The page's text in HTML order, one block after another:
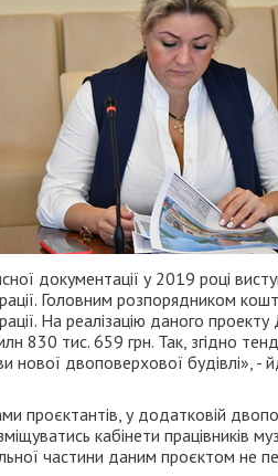
документації у 2019 році
Головним розпорядником
На реалізацію даного
830 тис. 659 грн. Так, згідно
нової двоповерхової будівлі», -
проєктантів, у додатковій
кабінети працівників
частини даним проєктом не